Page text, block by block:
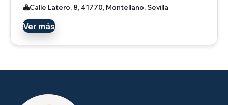
Calle Latero, 8, 41770, Montellano, Sevilla
Ver más